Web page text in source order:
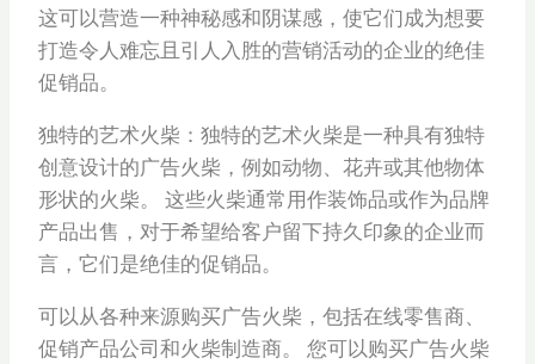
这可以营造一种神秘感和阴谋感，使它们成为想要
打造令人难忘且引人入胜的营销活动的企业的绝佳
促销品。
独特的艺术火柴：独特的艺术火柴是一种具有独特
创意设计的广告火柴，例如动物、花卉或其他物体
形状的火柴。 这些火柴通常用作装饰品或作为品牌
产品出售，对于希望给客户留下持久印象的企业而
言，它们是绝佳的促销品。
可以从各种来源购买广告火柴，包括在线零售商、
促销产品公司和火柴制造商。 您可以购买广告火柴